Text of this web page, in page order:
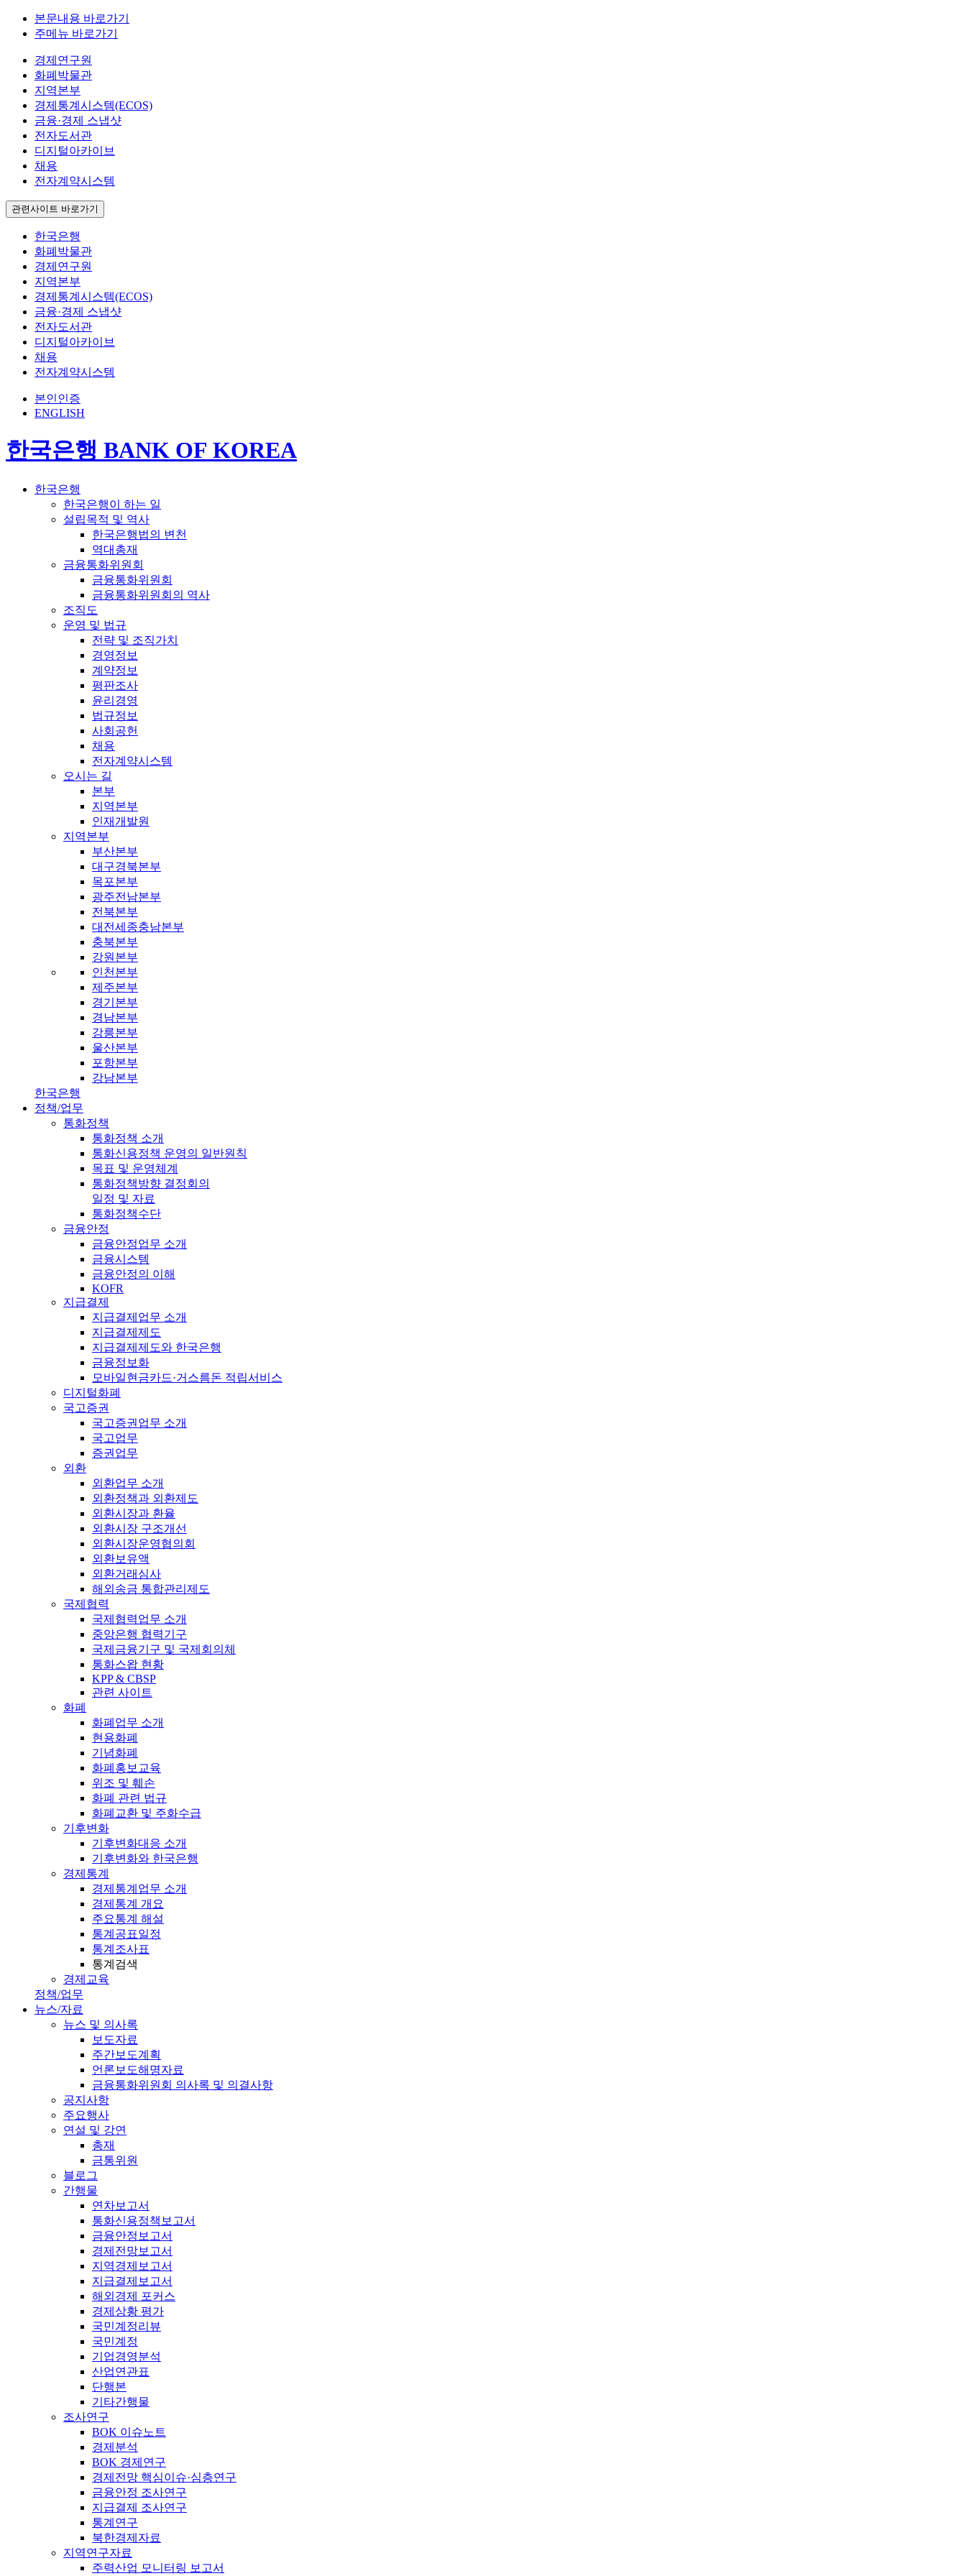
본문내용 바로가기
주메뉴 바로가기
경제연구원
화폐박물관
지역본부
경제통계시스템(ECOS)
금융·경제 스냅샷
전자도서관
디지털아카이브
채용
전자계약시스템
관련사이트 바로가기
한국은행
화폐박물관
경제연구원
지역본부
경제통계시스템(ECOS)
금융·경제 스냅샷
전자도서관
디지털아카이브
채용
전자계약시스템
본인인증
ENGLISH
한국은행 BANK OF KOREA
한국은행
한국은행이 하는 일
설립목적 및 역사
한국은행법의 변천
역대총재
금융통화위원회
금융통화위원회
금융통화위원회의 역사
조직도
운영 및 법규
전략 및 조직가치
경영정보
계약정보
평판조사
윤리경영
법규정보
사회공헌
채용
전자계약시스템
오시는 길
본부
지역본부
인재개발원
지역본부
부산본부
대구경북본부
목포본부
광주전남본부
전북본부
대전세종충남본부
충북본부
강원본부
인천본부
제주본부
경기본부
경남본부
강릉본부
울산본부
포항본부
강남본부
한국은행
정책/업무
통화정책
통화정책 소개
통화신용정책 운영의 일반원칙
목표 및 운영체계
통화정책방향 결정회의
일정 및 자료
통화정책수단
금융안정
금융안정업무 소개
금융시스템
금융안정의 이해
KOFR
지급결제
지급결제업무 소개
지급결제제도
지급결제제도와 한국은행
금융정보화
모바일현금카드·거스름돈 적립서비스
디지털화폐
국고증권
국고증권업무 소개
국고업무
증권업무
외환
외환업무 소개
외환정책과 외환제도
외환시장과 환율
외환시장 구조개선
외환시장운영협의회
외환보유액
외환거래심사
해외송금 통합관리제도
국제협력
국제협력업무 소개
중앙은행 협력기구
국제금융기구 및 국제회의체
통화스왑 현황
KPP & CBSP
관련 사이트
화폐
화폐업무 소개
현용화폐
기념화폐
화폐홍보교육
위조 및 훼손
화폐 관련 법규
화폐교환 및 주화수급
기후변화
기후변화대응 소개
기후변화와 한국은행
경제통계
경제통계업무 소개
경제통계 개요
주요통계 해설
통계공표일정
통계조사표
통계검색
경제교육
정책/업무
뉴스/자료
뉴스 및 의사록
보도자료
주간보도계획
언론보도해명자료
금융통화위원회 의사록 및 의결사항
공지사항
주요행사
연설 및 강연
총재
금통위원
블로그
간행물
연차보고서
통화신용정책보고서
금융안정보고서
경제전망보고서
지역경제보고서
지급결제보고서
해외경제 포커스
경제상황 평가
국민계정리뷰
국민계정
기업경영분석
산업연관표
단행본
기타간행물
조사연구
BOK 이슈노트
경제분석
BOK 경제연구
경제전망 핵심이슈·심층연구
금융안정 조사연구
지급결제 조사연구
통계연구
북한경제자료
지역연구자료
주력산업 모니터링 보고서